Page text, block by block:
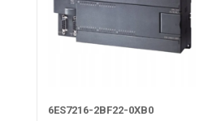
6ES7216-2BF22-0XB0